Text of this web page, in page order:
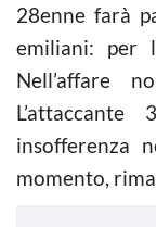
28enne farà
emiliani: per
Nell’affare
insofferenza
momento,